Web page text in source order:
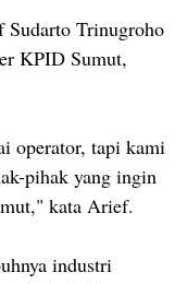
Sudarto Trinugroho
KPID Sumut,
operator, tapi kami
pihak yang ingin
kata Arief.
industri